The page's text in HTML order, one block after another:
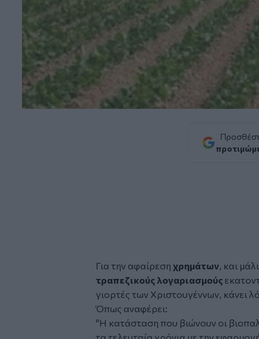
Για την αφαίρεση χρημάτων, και
τραπεζικούς λογαριασμούς
γιορτές των Χριστουγέννων, κάνει
Όπως αναφέρει:
"Η κατάσταση που βιώνουν οι